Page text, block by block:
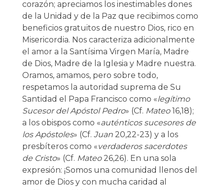
corazón; apreciamos los inestimables dones
de la Unidad y de la Paz que recibimos como
beneficios gratuitos de nuestro Dios, rico en
Misericordia. Nos caracteriza adicionalmente
el amor a la Santísima Virgen María, Madre
de Dios, Madre de la Iglesia y Madre nuestra.
Oramos, amamos, pero sobre todo,
respetamos la autoridad suprema de Su
Santidad el Papa Francisco como «legítimo
Sucesor del Apóstol Pedro» (Cf. Mateo16,18);
a los obispos como «auténticos sucesores de
los Apóstoles» (Cf. Juan20,22-23) y a los
presbíteros como «verdaderos sacerdotes
de Cristo» (Cf. Mateo26,26). En una sola
expresión: ¡Somos una comunidad llenos del
amor de Dios y con mucha caridad al